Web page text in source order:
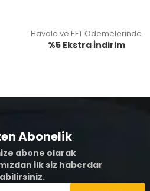
Havale ve EFT Ödemelerinde
%5 Ekstra İndirim
Abonelik
abone olarak
ilk siz haberdar